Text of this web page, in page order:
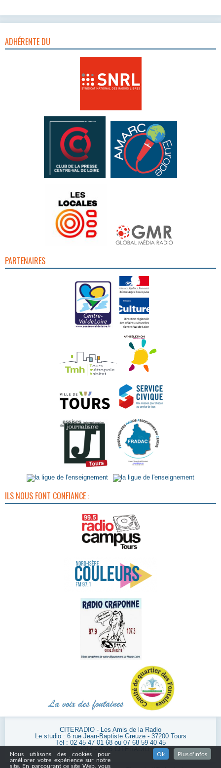
ADHÉRENTE DU
PARTENAIRES
ILS NOUS FONT CONFIANCE :
CITERADIO - Les Amis de la Radio
Le studio : 6 rue Jean-Baptiste Greuze - 37200 Tours
Tél : 02 45 47 01 68 ou 07 68 59 40 45
Nous utilisons des cookies pour
améliorer votre expérience sur notre
site. En parcourant ce site Web, vous
Ok Plus d'infos